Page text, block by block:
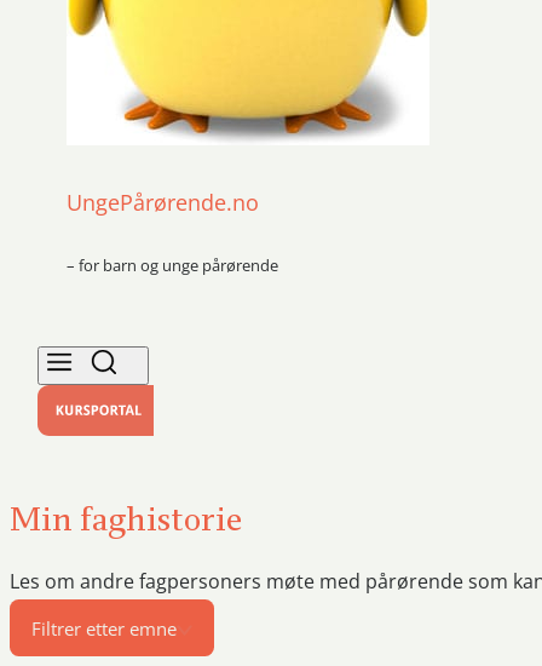
UngePårørende.no
– for barn og unge pårørende
Min faghistorie
Les om andre fagpersoners møte med pårørende som
Filtrer etter emne